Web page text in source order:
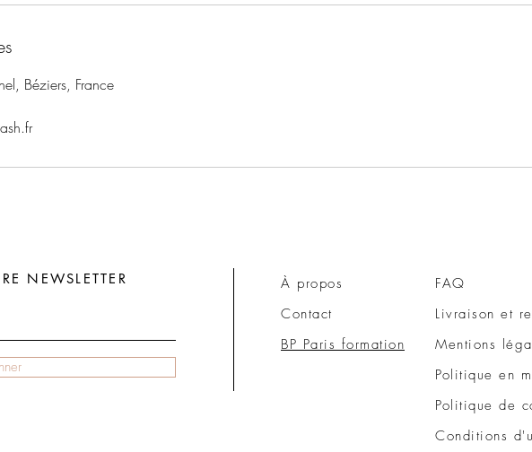
Béziers, France
NEWSLETTER
À propos
Contact
BP Paris formation
FAQ
Livraison et
Mentions
Politique en
Politique de
Conditions